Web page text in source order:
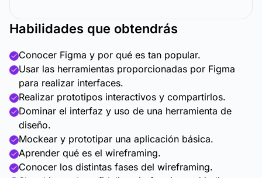
Habilidades que obtendrás
Conocer Figma y por qué es tan popular.
Usar las herramientas proporcionadas por Figma
para realizar interfaces.
Realizar prototipos interactivos y compartirlos.
Dominar el interfaz y uso de una herramienta de
diseño.
Mockear y prototipar una aplicación básica.
Aprender qué es el wireframing.
Conocer los distintas fases del wireframing.